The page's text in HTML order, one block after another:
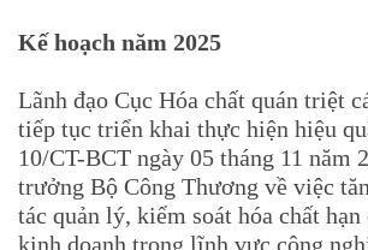
Kế hoạch năm 2025
Lãnh đạo Cục Hóa chất quán triệt
tiếp tục triển khai thực hiện hiệu
10/CT-BCT ngày 05 tháng 11 năm
trưởng Bộ Công Thương về việc
tác quản lý, kiểm soát hóa chất hạn
kinh doanh trong lĩnh vực công